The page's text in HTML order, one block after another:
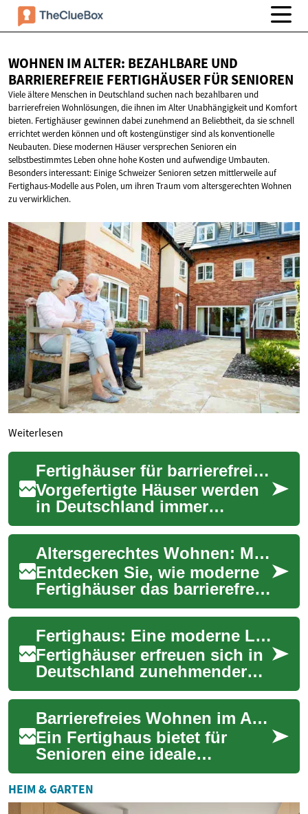
WOHNEN IM ALTER: BEZAHLBARE UND
BARRIEREFREIE FERTIGHÄUSERFÜR SENIOREN
Viele ältere Menschen in Deutschland suchen nach bezahlbaren und
barrierefreien Wohnlösungen, die ihnen im Alter Unabhängigkeit und Komfort
bieten. Fertighäuser gewinnen dabei zunehmend an Beliebtheit, da sie schnell
errichtet werden können und oft kostengünstiger sind als konventionelle
Neubauten. Diese modernen Häuser versprechen Senioren ein
selbstbestimmtes Leben ohne hohe Kosten und aufwendige Umbauten.
Besonders interessant: Einige Schweizer Senioren setzen mittlerweile auf
Fertighaus-Modelle aus Polen, um ihren Traum vom altersgerechten Wohnen
zu verwirklichen.
Weiterlesen
Fertighäuser für barrierefreies Wohnen im Alter
Vorgefertigte Häuser werden
in Deutschland immer
relevanter für altersgerechtes,
barrierefreies Wohnen. Sie
bieten sc...
Altersgerechtes Wohnen: Moderne Fertighäuser im Fokus
Entdecken Sie, wie moderne
Fertighäuser das barrierefreie
Wohnen im Alter
revolutionieren. Von
innovativen Designkonz...
Fertighaus: Eine moderne Lösung für barrierefreies Wohnen im Alter
Fertighäuser erfreuen sich in
Deutschland zunehmender
Beliebtheit. Diese
vorgefertigten Wohnlösungen
bieten nicht nur...
Barrierefreies Wohnen im Alter: Fertighäuser als komfortable Lösung für Senioren
Ein Fertighaus bietet für
Senioren eine ideale
Wohnlösung, die Komfort
und Sicherheit vereint. Diese
modernen Häuser ...
HEIM & GARTEN